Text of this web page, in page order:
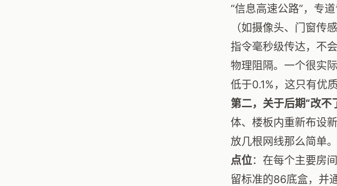
“信息高速公路”，专
（如摄像头、门窗传
指令毫秒级传达，不
物理阻隔。一个很实
低于0.1%，这只有优
第二，关于后期“改不
体、楼板内重新布设
放几根网线那么简单。
点位：在每个主要房
留标准的86底盒，并